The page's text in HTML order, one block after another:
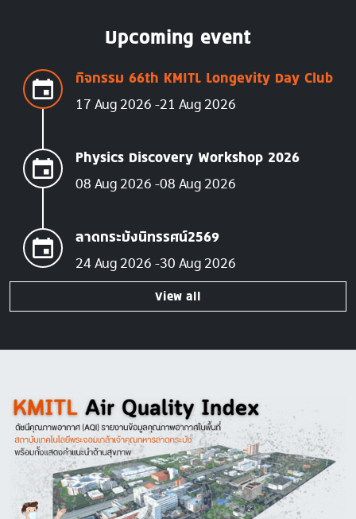
Upcoming event
กิจกรรม 66th KMITL Longevity Day Club
17 Aug 2026 21 Aug 2026
Physics Discovery Workshop 2026
08 Aug 2026 08 Aug 2026
ลาดกระบังนิทรรศน์2569
24 Aug 2026 30 Aug 2026
View all
Image